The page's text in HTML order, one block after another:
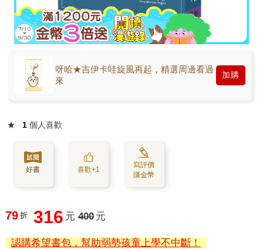
呀哈★吉伊卡哇旋風再起，精選周邊看過
來
加購
★ 1 個人喜歡
好書 喜歡+1
寫評價
賺金幣
79 折 316 元 400 元
認購希望書包，幫助弱勢孩童上學不中斷！